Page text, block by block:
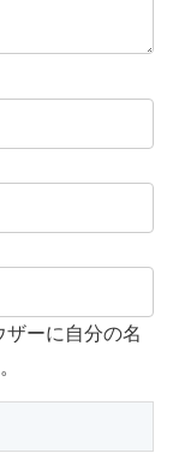
ーに自分の名